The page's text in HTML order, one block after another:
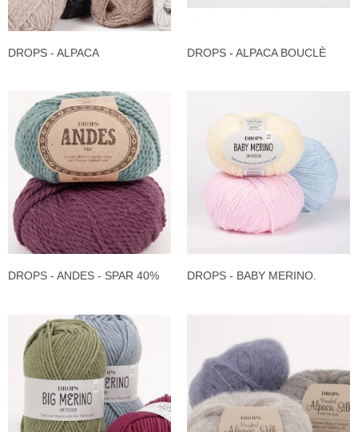
DROPS - ALPACA DROPS - ALPACA BOUCLÈ
DROPS - ANDES - SPAR 40% DROPS - BABY MERINO.